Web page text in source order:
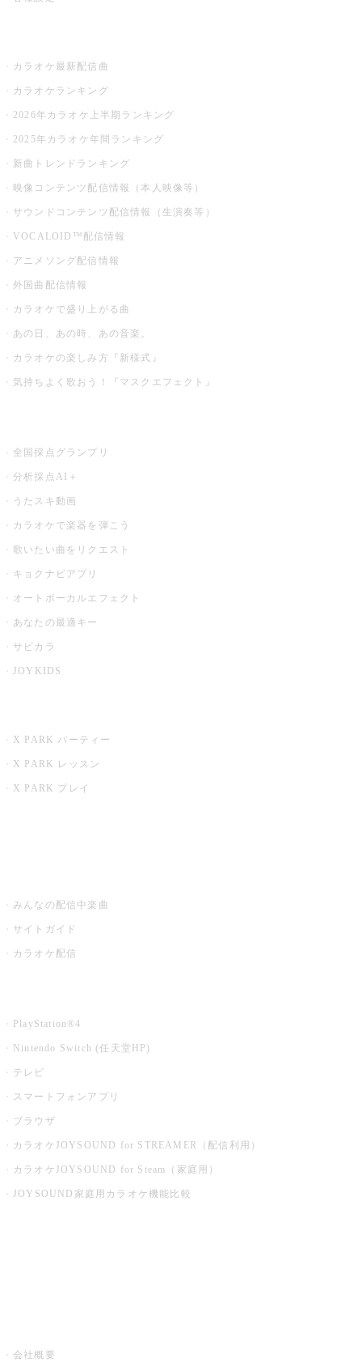
カラオケ最新配信曲
カラオケランキング
2026年カラオケ上半期ランキング
2025年カラオケ年間ランキング
新曲トレンドランキング
映像コンテンツ配信情報（本人映像等）
サウンドコンテンツ配信情報（生演奏等）
VOCALOID™配信情報
アニメソング配信情報
外国曲配信情報
カラオケで盛り上がる曲
あの日、あの時、あの音楽。
カラオケの楽しみ方『新様式』
気持ちよく歌おう！『マスクエフェクト』
全国採点グランプリ
分析採点AI＋
うたスキ動画
カラオケで楽器を弾こう
歌いたい曲をリクエスト
キョクナビアプリ
オートボーカルエフェクト
あなたの最適キー
サビカラ
JOYKIDS
X PARK パーティー
X PARK レッスン
X PARK プレイ
みんなの配信中楽曲
サイトガイド
カラオケ配信
PlayStation®4
Nintendo Switch (任天堂HP)
テレビ
スマートフォンアプリ
ブラウザ
カラオケJOYSOUND for STREAMER（配信利用）
カラオケJOYSOUND for Steam（家庭用）
JOYSOUND家庭用カラオケ機能比較
会社概要